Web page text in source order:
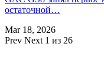
остаточной…
Mar 18, 2026
Prev Next 1 из 26